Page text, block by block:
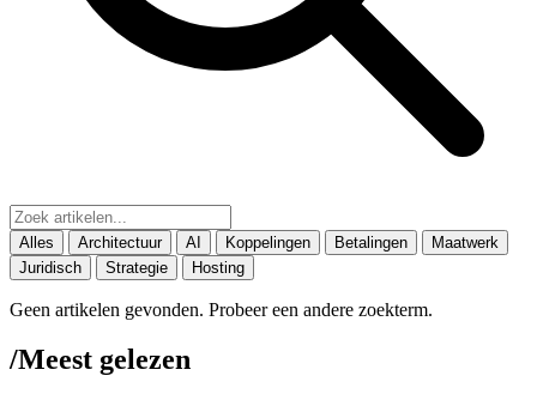
Alles Architectuur AI Koppelingen Betalingen
Maatwerk
Juridisch
Strategie Hosting
Geen artikelen gevonden. Probeer een andere zoekterm.
/Meest gelezen